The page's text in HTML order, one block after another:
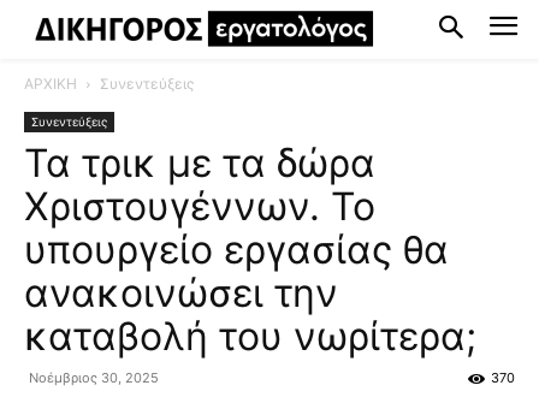
ΑΡΧΙΚΗ Συνεντεύξεις
Συνεντεύξεις
Τα τρικ με τα δώρα
Χριστουγέννων. Το
υπουργείο εργασίας θα
ανακοινώσει την
καταβολή του νωρίτερα;
Νοέμβριος 30, 2025 370